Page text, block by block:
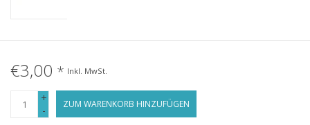
€3,00 * Inkl. MwSt.
+
-
ZUM WARENKORB HINZUFÜGEN